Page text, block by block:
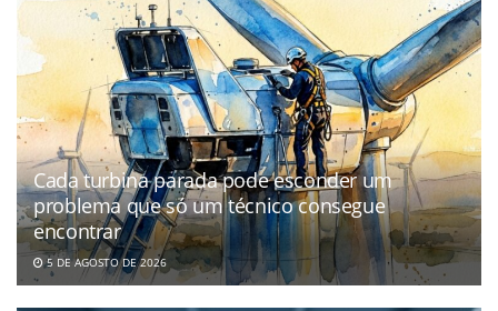
Cada turbina parada pode esconder um
problema que só um técnico consegue
encontrar
5 DE AGOSTO DE 2026